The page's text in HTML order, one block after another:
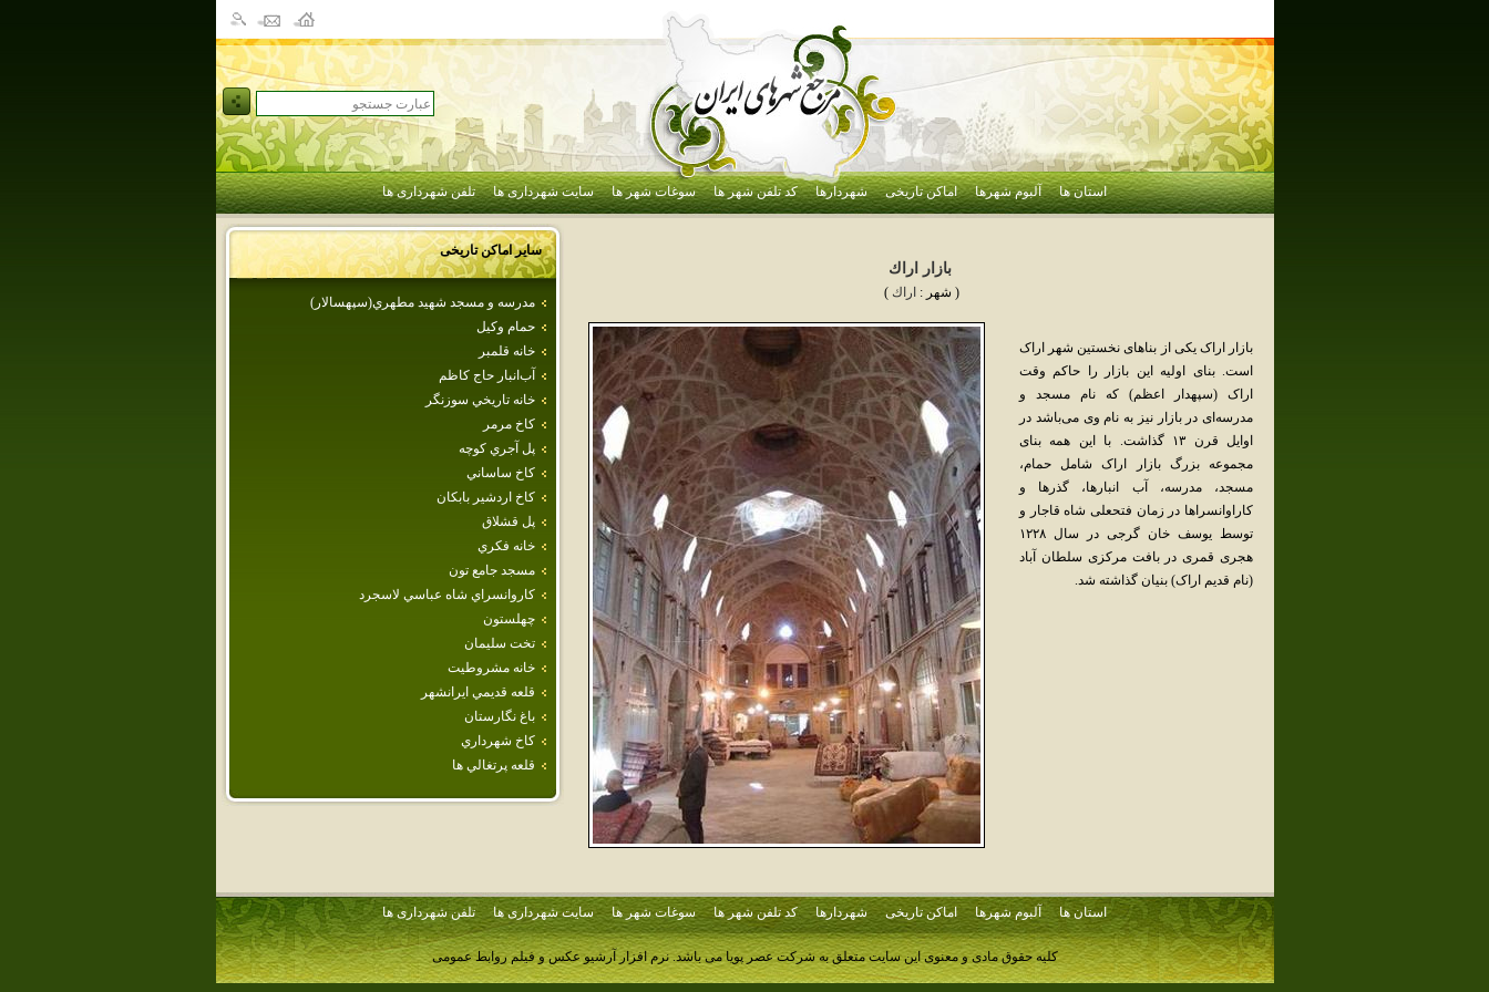
استان ها آلبوم شهرها اماکن تاریخی شهردارها کد تلفن شهر ها سوغات شهر ها سایت شهرداری ها تلفن شهرداری ها
سایر اماکن تاریخی
مدرسه و مسجد شهيد مطهري(سپهسالار)
حمام وكيل
خانه قلمبر
آب‌انبار حاج كاظم
خانه تاريخي سوزنگر
كاخ مرمر
پل‌ آجري‌ كوچه‌
كاخ ساساني
كاخ اردشير بابكان
پل قشلاق
خانه فكري
مسجد جامع تون
كاروانسراي‌ شاه‌ عباسي‌ لاسجرد
چهلستون
تخت سليمان
خانه مشروطيت
قلعه قديمي ايرانشهر
باغ نگارستان
كاخ شهرداري
قلعه پرتغالي ها
بازار اراك
( شهر : اراك )
بازار اراک یکی از بناهای نخستین شهر اراک
است. بنای اولیه این بازار را حاکم وقت
اراک (سپهدار اعظم) که نام مسجد و
مدرسه‌ای در بازار نیز به نام وی می‌باشد در
اوایل قرن ۱۳ گذاشت. با این همه بنای
مجموعه بزرگ بازار اراک شامل حمام،
مسجد، مدرسه، آب انبارها، گذرها و
کاراوانسراها در زمان فتحعلی شاه قاجار و
توسط یوسف خان گرجی در سال ۱۲۲۸
هجری قمری در بافت مرکزی سلطان آباد
(نام قدیم اراک) بنیان گذاشته شد.
استان ها آلبوم شهرها اماکن تاریخی شهردارها کد تلفن شهر ها سوغات شهر ها سایت شهرداری ها تلفن شهرداری ها
کلیه حقوق مادی و معنوی این سایت متعلق به شرکت عصر پویا می باشد.نرم افزار آرشیو عکس و فیلم روابط عمومی